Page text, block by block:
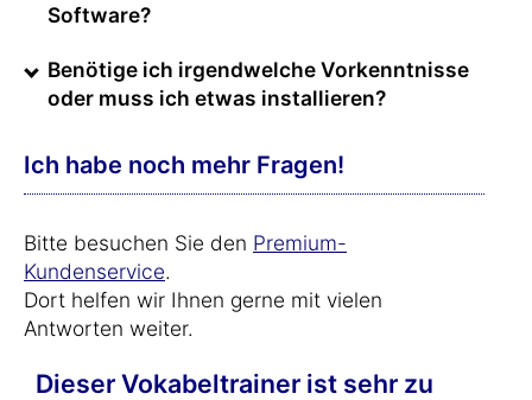
Software?
Benötige ich irgendwelche Vorkenntnisse
oder muss ich etwas installieren?
Ich habe noch mehr Fragen!
Bitte besuchen Sie den Premium-
Kundenservice.
Dort helfen wir Ihnen gerne mit vielen
Antworten weiter.
Dieser Vokabeltrainer ist sehr zu